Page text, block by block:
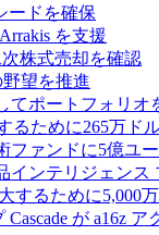
ードを確保
を支援
株式売却を確認
望を推進
てポートフォリオ
るために265万ド
ファンドに5億ユ
ンテリジェン
するために5,000
が a16z